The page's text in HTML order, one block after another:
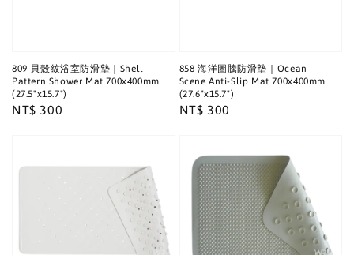
809 貝殼紋浴室防滑墊｜Shell
Pattern Shower Mat 700x400mm
(27.5"x15.7")
Regular
NT$ 300
858 海洋圖騰防滑墊｜Ocean
Scene Anti-Slip Mat 700x400mm
(27.6"x15.7")
Regular
NT$ 300